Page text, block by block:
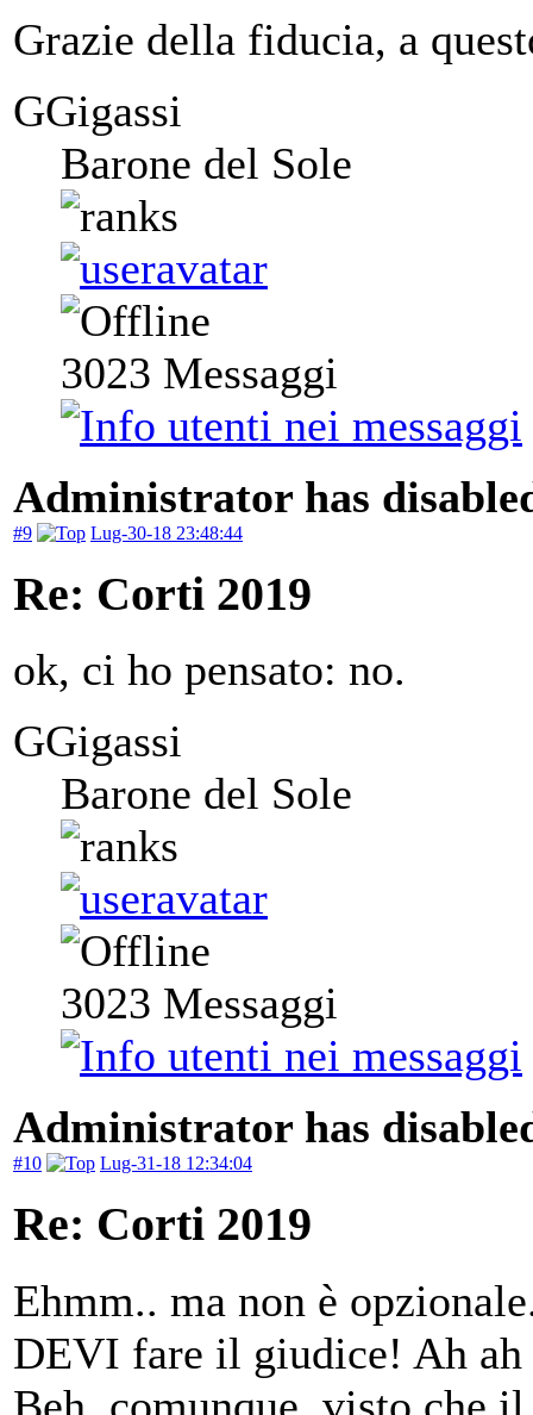
Grazie della fiducia, a
GGigassi
Barone del Sole
3023 Messaggi
Administrator has
#9 Lug-30-18 23:48:44
Re: Corti 2019
ok, ci ho pensato: no.
GGigassi
Barone del Sole
3023 Messaggi
Administrator has
#10 Lug-31-18 12:34:04
Re: Corti 2019
Ehmm.. ma non è
DEVI fare il giudice! Ah ah